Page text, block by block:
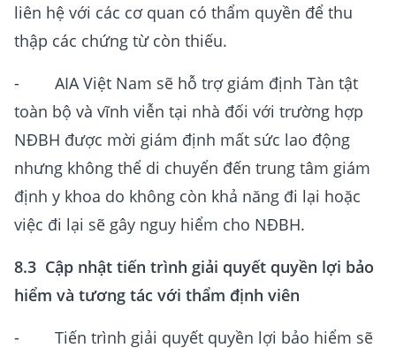
liên hệ với các cơ quan có thẩm quyền để thu
thập các chứng từ còn thiếu.
- AIA Việt Nam sẽ hỗ trợ giám định Tàn tật
toàn bộ và vĩnh viễn tại nhà đối với trường hợp
NĐBH được mời giám định mất sức lao động
nhưng không thể di chuyển đến trung tâm giám
định y khoa do không còn khả năng đi lại hoặc
việc đi lại sẽ gây nguy hiểm cho NĐBH.
8.3 Cập nhật tiến trình giải quyết quyền lợi bảo
hiểm và tương tác với thẩm định viên
- Tiến trình giải quyết quyền lợi bảo hiểm sẽ